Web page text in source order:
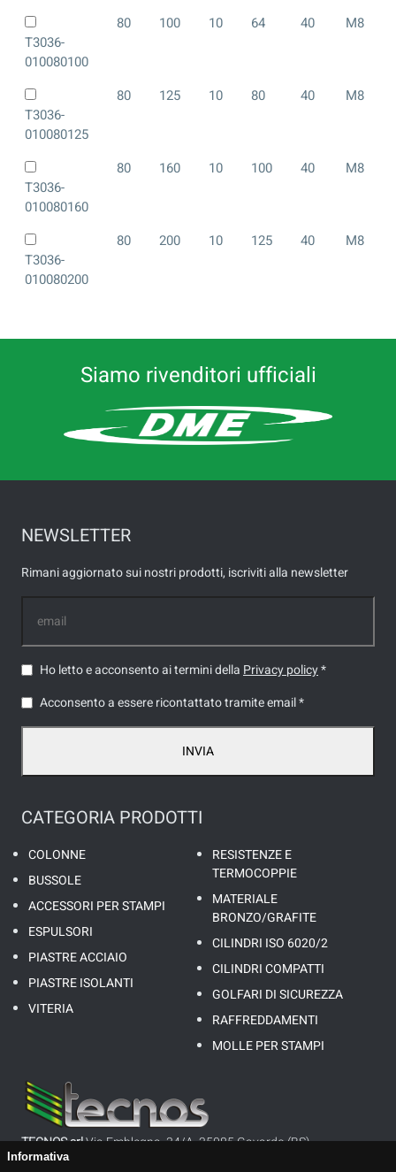
Informativa
T3036-
010080100
80 100 10 64 40 M8
T3036-
010080125
80 125 10 80 40 M8
T3036-
010080160
80 160 10 100 40 M8
T3036-
010080200
80 200 10 125 40 M8
Siamo rivenditori ufficiali
TECNOS srlVia Emblegna, 34/A, 25085 Gavardo (BS)
P.I. 01647160983 - REA: BS335952 - CAP. SOC.: 26’000,00 €
CATEGORIA PRODOTTI
COLONNE
BUSSOLE
ACCESSORI PER STAMPI
ESPULSORI
PIASTRE ACCIAIO
PIASTRE ISOLANTI
VITERIA
RESISTENZE E
TERMOCOPPIE
MATERIALE
BRONZO/GRAFITE
CILINDRI ISO 6020/2
CILINDRI COMPATTI
GOLFARI DI SICUREZZA
RAFFREDDAMENTI
MOLLE PER STAMPI
NEWSLETTER
Rimani aggiornato sui nostri prodotti, iscriviti alla newsletter
Ho letto e acconsento ai termini della Privacy policy*
Acconsento a essere ricontattato tramite email *
INVIA